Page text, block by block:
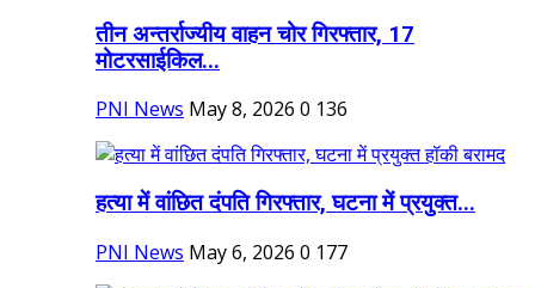
तीन अन्तर्राज्यीय वाहन चोर गिरफ्तार, 17
मोटरसाईकिल...
PNI News May 8, 2026 0 136
हत्या में वांछित दंपति गिरफ्तार, घटना में प्रयुक्त...
PNI News May 6, 2026 0 177